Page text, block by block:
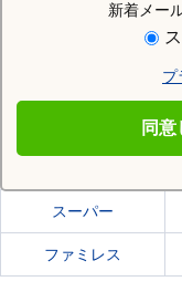
新着メー
プ
同
住む街研究所で熊
熊本市中央区の施
スーパー
ファミレス